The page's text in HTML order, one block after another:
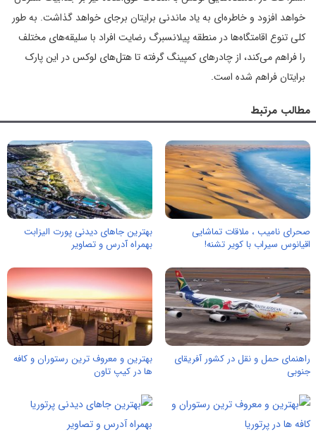
خواهد افزود و خاطره‌ای به یاد ماندنی برایتان برجای خواهد گذاشت. به طور
کلی تنوع اقامتگاه‌ها در منطقه پیلانسبرگ رضایت افراد با سلیقه‌های مختلف
را فراهم می‌کند، از چادرهای کمپینگ گرفته تا هتل‌های لوکس در این پارک
برایتان فراهم شده است.
مطالب مرتبط
صحرای نامیب ، ملاقات تماشایی
اقیانوس سیراب با کویر تشنه!
بهترین جاهای دیدنی پورت الیزابت
بهمراه آدرس و تصاویر
راهنمای حمل و نقل در کشور آفریقای
جنوبی
بهترین و معروف ترین رستوران و کافه
ها در کیپ تاون